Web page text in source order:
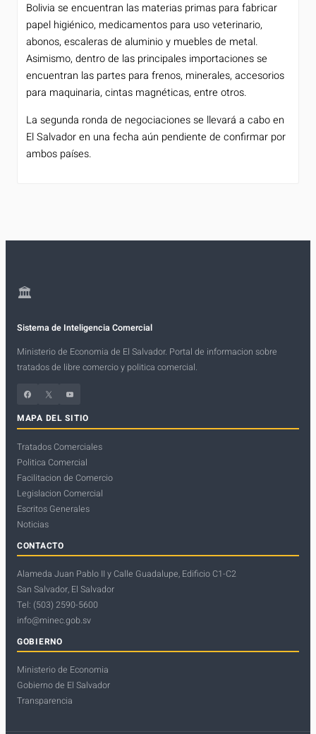
Bolivia se encuentran las materias primas para fabricar
papel higiénico, medicamentos para uso veterinario,
abonos, escaleras de aluminio y muebles de metal.
Asimismo, dentro de las principales importaciones se
encuentran las partes para frenos, minerales, accesorios
para maquinaria, cintas magnéticas, entre otros.
La segunda ronda de negociaciones se llevará a cabo en
El Salvador en una fecha aún pendiente de confirmar por
ambos países.
🏛
Sistema de Inteligencia Comercial
Ministerio de Economia de El Salvador. Portal de informacion sobre
tratados de libre comercio y politica comercial.
Facebook X
YouTube
MAPA DEL SITIO
Tratados Comerciales
Politica Comercial
Facilitacion de Comercio
Legislacion Comercial
Escritos Generales
Noticias
CONTACTO
Alameda Juan Pablo II y Calle Guadalupe, Edificio C1-C2
San Salvador, El Salvador
Tel: (503) 2590-5600
info@minec.gob.sv
GOBIERNO
Ministerio de Economia
Gobierno de El Salvador
Transparencia